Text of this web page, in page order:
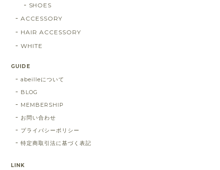
SHOES
ACCESSORY
HAIR ACCESSORY
WHITE
GUIDE
abeilleについて
BLOG
MEMBERSHIP
お問い合わせ
プライバシーポリシー
特定商取引法に基づく表記
LINK